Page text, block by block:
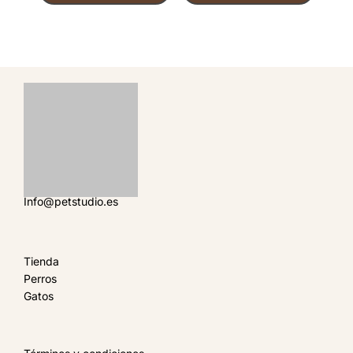
Info@petstudio.es
Tienda
Perros
Gatos